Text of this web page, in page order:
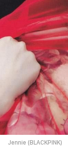
Jennie (BLACKPINK)